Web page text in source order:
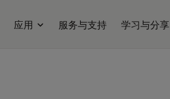
应用 服务与支持 学习与分享